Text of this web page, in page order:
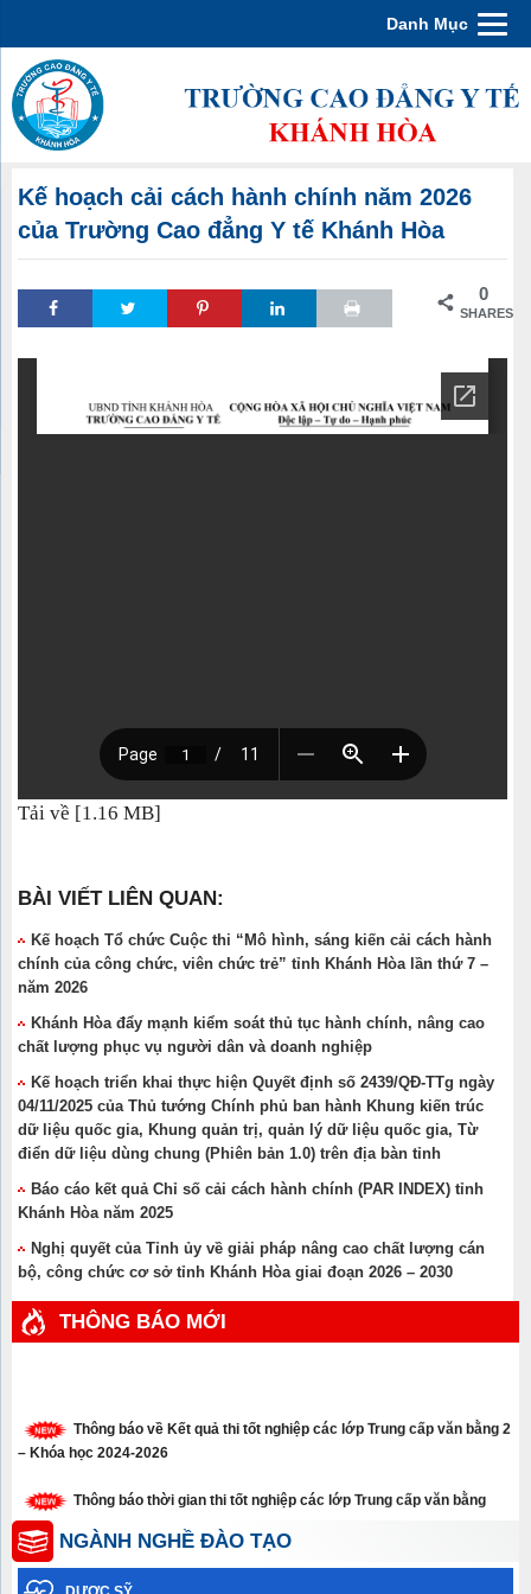
Danh Mục
Kế hoạch cải cách hành chính năm 2026
của Trường Cao đẳng Y tế Khánh Hòa
0
SHARES
Tải về [1.16 MB]
BÀI VIẾT LIÊN QUAN:
Kế hoạch Tổ chức Cuộc thi “Mô hình, sáng kiến cải cách hành
chính của công chức, viên chức trẻ” tỉnh Khánh Hòa lần thứ 7 –
năm 2026
Khánh Hòa đẩy mạnh kiểm soát thủ tục hành chính, nâng cao
chất lượng phục vụ người dân và doanh nghiệp
Kế hoạch triển khai thực hiện Quyết định số 2439/QĐ-TTg ngày
04/11/2025 của Thủ tướng Chính phủ ban hành Khung kiến trúc
dữ liệu quốc gia, Khung quản trị, quản lý dữ liệu quốc gia, Từ
điển dữ liệu dùng chung (Phiên bản 1.0) trên địa bàn tỉnh
Báo cáo kết quả Chỉ số cải cách hành chính (PAR INDEX) tỉnh
Khánh Hòa năm 2025
Nghị quyết của Tỉnh ủy về giải pháp nâng cao chất lượng cán
bộ, công chức cơ sở tỉnh Khánh Hòa giai đoạn 2026 – 2030
THÔNG BÁO MỚI
Thông báo về Kết quả thi tốt nghiệp các lớp Trung cấp văn bằng 2
– Khóa học 2024-2026
Thông báo thời gian thi tốt nghiệp các lớp Trung cấp văn bằng
năm 2026
Thông báo xét tuyển thẳng trình độ cao đẳng, trung cấp năm 2026
NGÀNH NGHỀ ĐÀO TẠO